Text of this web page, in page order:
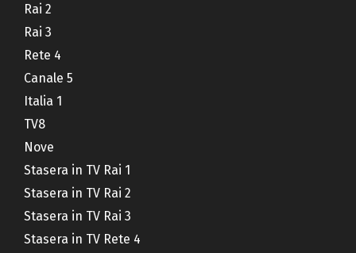
Rai 2
Rai 3
Rete 4
Canale 5
Italia 1
TV8
Nove
Stasera in TV Rai 1
Stasera in TV Rai 2
Stasera in TV Rai 3
Stasera in TV Rete 4